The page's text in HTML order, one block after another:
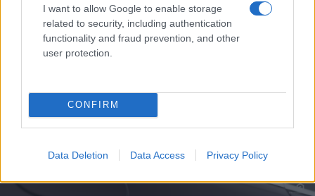
I want to allow Google to enable storage
related to security, including authentication
functionality and fraud prevention, and other
user protection.
CONFIRM
Data Deletion Data Access Privacy Policy